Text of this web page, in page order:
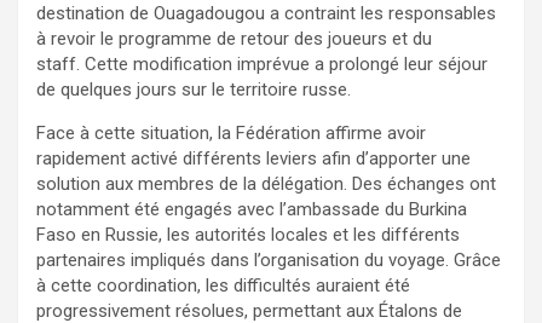
destination de Ouagadougou a contraint les responsables
à revoir le programme de retour des joueurs et du
staff. Cette modification imprévue a prolongé leur séjour
de quelques jours sur le territoire russe.
Face à cette situation, la Fédération affirme avoir
rapidement activé différents leviers afin d’apporter une
solution aux membres de la délégation. Des échanges ont
notamment été engagés avec l’ambassade du Burkina
Faso en Russie, les autorités locales et les différents
partenaires impliqués dans l’organisation du voyage. Grâce
à cette coordination, les difficultés auraient été
progressivement résolues, permettant aux Étalons de